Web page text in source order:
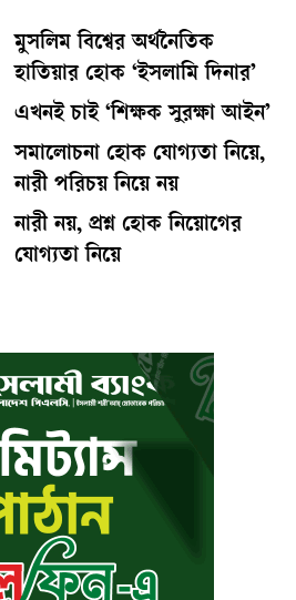
মুসলিম বিশ্বের অর্থনৈতিক
হাতিয়ার হোক ‘ইসলামি দিনার’
এখনই চাই ‘শিক্ষক সুরক্ষা আইন’
সমালোচনা হোক যোগ্যতা নিয়ে,
নারী পরিচয় নিয়ে নয়
নারী নয়, প্রশ্ন হোক নিয়োগের
যোগ্যতা নিয়ে